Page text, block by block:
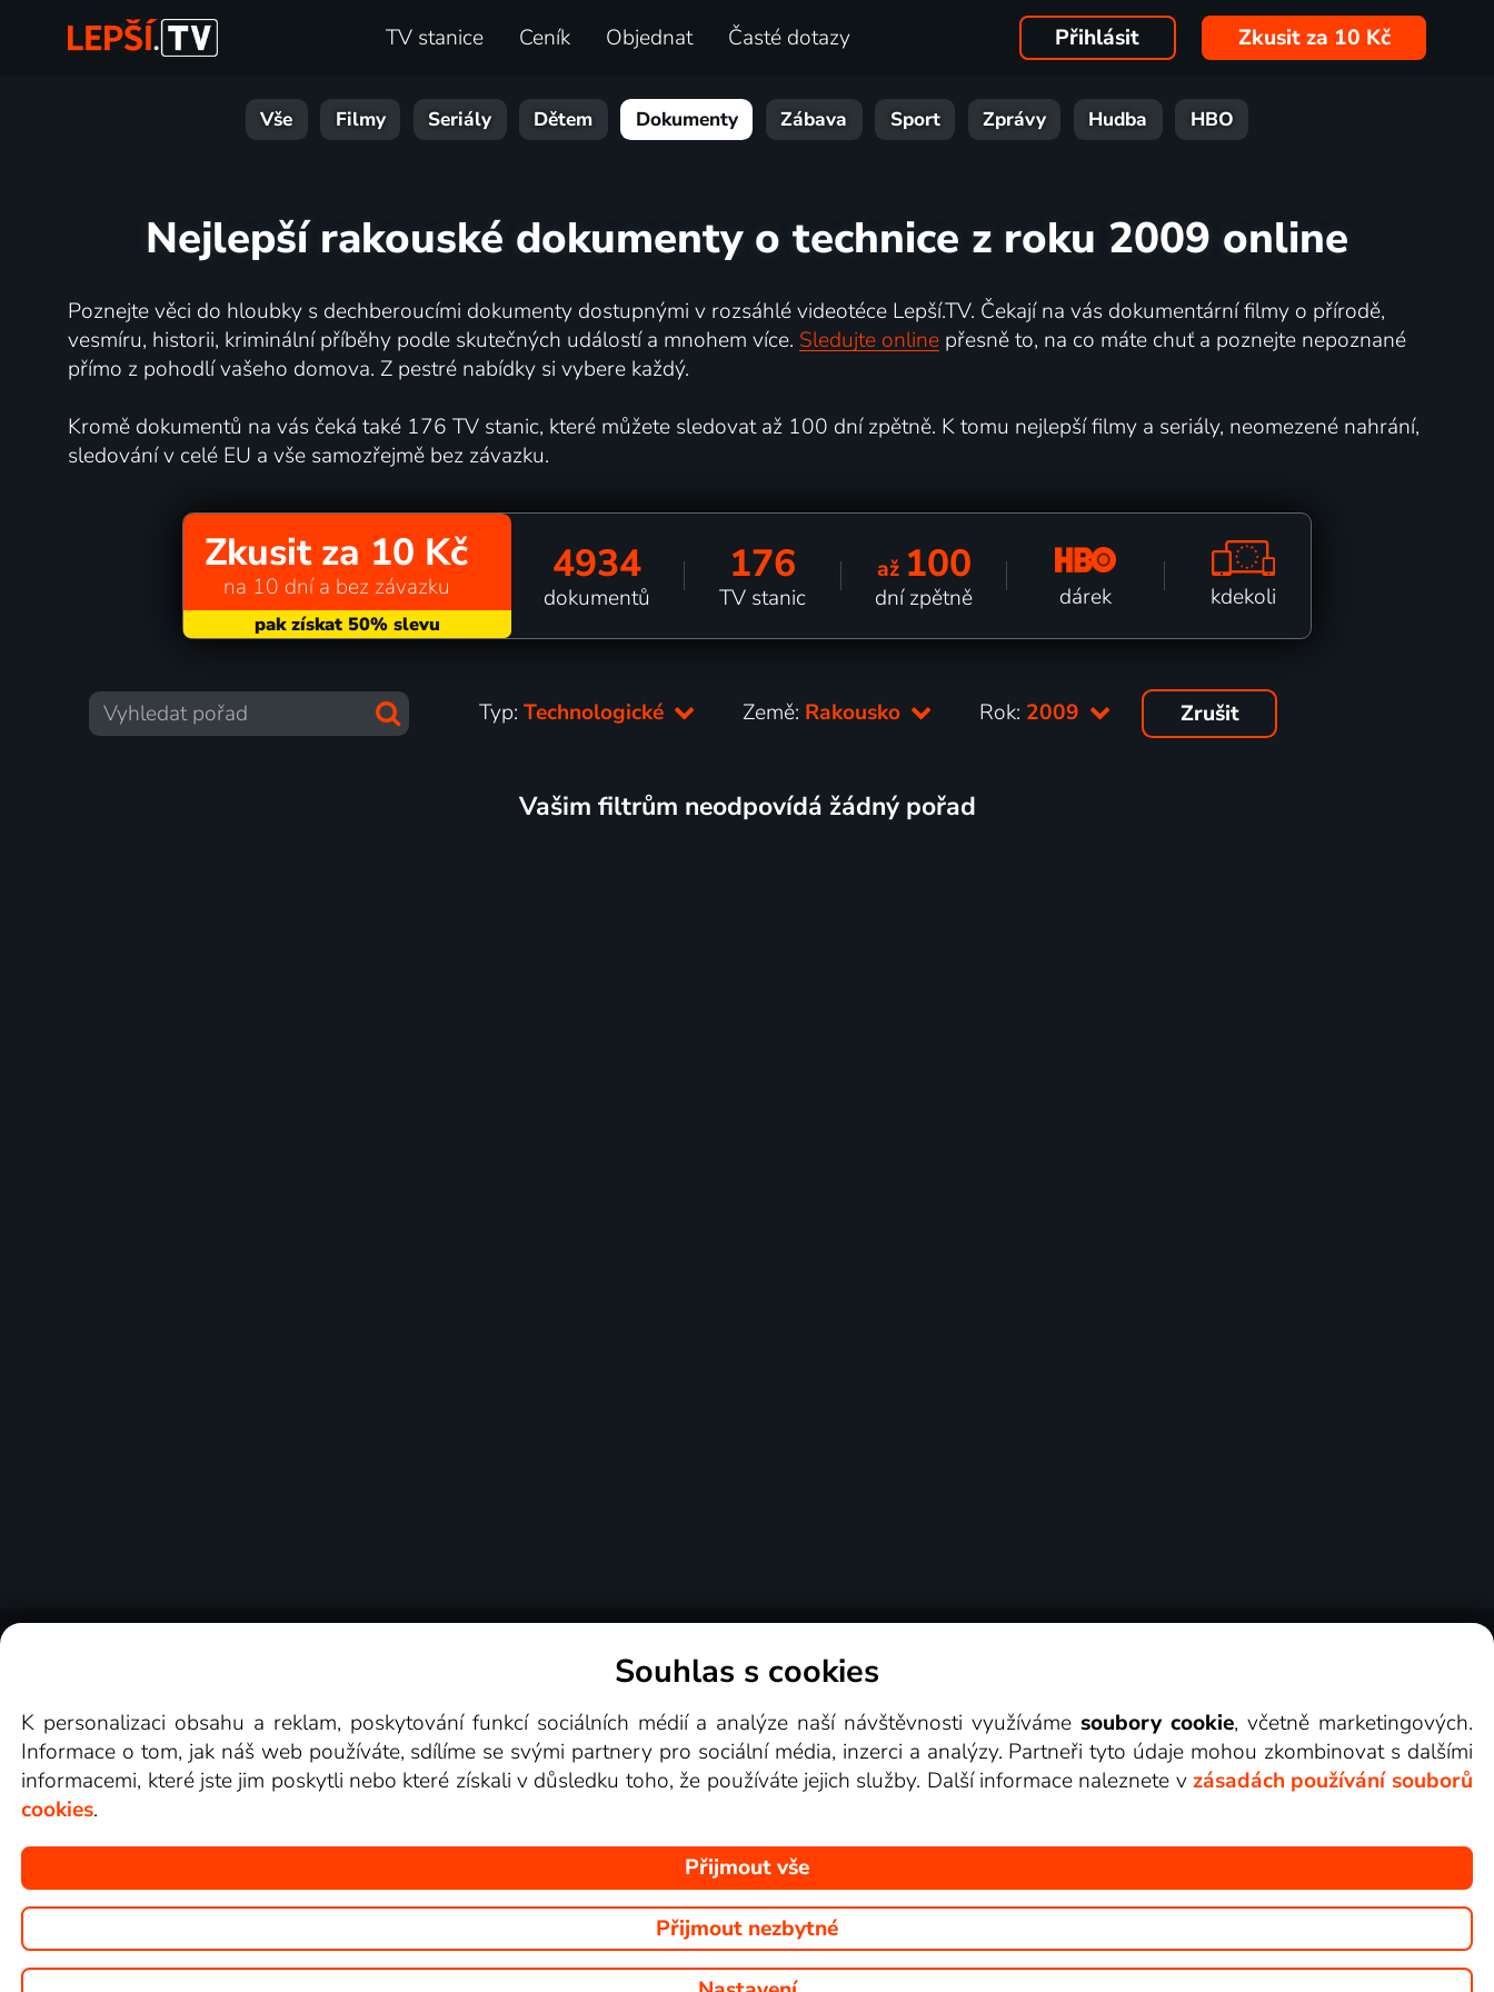
TV stanice Ceník Objednat Časté dotazy Přihlásit Zkusit za 10 Kč
Vše Filmy Seriály Dětem Dokumenty Zábava Sport Zprávy Hudba HBO
Nejlepší rakouské dokumenty o technice z roku 2009 online
Poznejte věci do hloubky s dechberoucími dokumenty dostupnými v rozsáhlé videotéce Lepší.TV. Čekají na vás dokumentární filmy o přírodě,
vesmíru, historii, kriminální příběhy podle skutečných událostí a mnohem více. Sledujte onlinepřesně to, na co máte chuť a poznejte nepoznané
přímo z pohodlí vašeho domova. Z pestré nabídky si vybere každý.
Kromě dokumentů na vás čeká také 176 TV stanic, které můžete sledovat až 100 dní zpětně. K tomu nejlepší filmy a seriály, neomezené nahrání,
sledování v celé EU a vše samozřejmě bez závazku.
Zkusit za 10 Kč
na 10 dní a bez závazku 4934
dokumentů
176
TV stanic
až 100
dní zpětně dárek kdekoli
Typ:Technologické Země: Rakousko Rok: 2009 Zrušit
Vašim filtrům neodpovídá žádný pořad
Videotéka
Copyright © goNET s.r.o. Na tomto webu jsou zobrazovány obrázky z pořadů TV stanic, které můžete sledovat v Lepší.TV.
Souhlas s cookies
K personalizaci obsahu a reklam, poskytování funkcí sociálních médií a analýze naší návštěvnosti využívámesoubory cookie, včetně marketingových.
Informace o tom, jak náš web používáte, sdílíme se svými partnery pro sociální média, inzerci a analýzy. Partneři tyto údaje mohou zkombinovat s dalšími
informacemi, které jste jim poskytli nebo které získali v důsledku toho, že používáte jejich služby. Další informace naleznete v zásadách používání souborů
cookies.
Přijmout vše
Přijmout nezbytné